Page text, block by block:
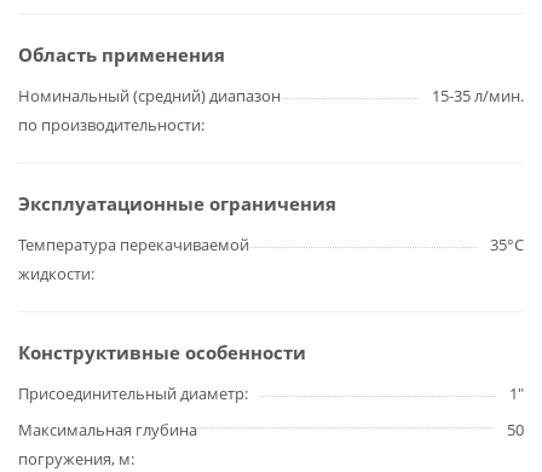
Область применения
Номинальный (средний) диапазон
по производительности
15-35 л/мин.
Эксплуатационные ограничения
Температура перекачиваемой
жидкости
35°С
Конструктивные особенности
Присоединительный диаметр
1"
Максимальная глубина
погружения, м
50